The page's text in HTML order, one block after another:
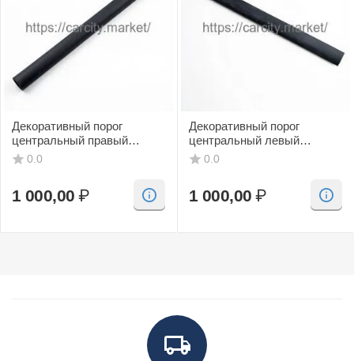
Декоративный порог
центральный правый
(черный, CV) SAAB 9-3
0.0
1 000,00 ₽
Декоративный порог
центральный левый
(черный, CV) SAAB 9-3
0.0
1 000,00 ₽